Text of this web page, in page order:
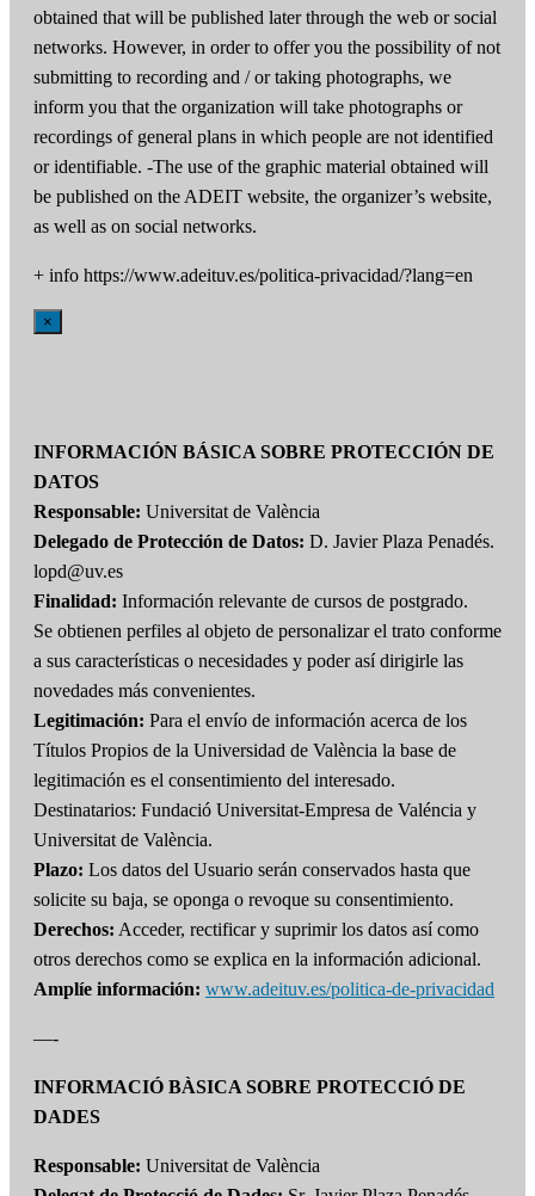
obtained that will be published later through the web or social
networks. However, in order to offer you the possibility of not
submitting to recording and / or taking photographs, we
inform you that the organization will take photographs or
recordings of general plans in which people are not identified
or identifiable. -The use of the graphic material obtained will
be published on the ADEIT website, the organizer’s website,
as well as on social networks.
+ info https://www.adeituv.es/politica-privacidad/?lang=en
×
INFORMACIÓN BÁSICA SOBRE PROTECCIÓN DE
DATOS
Responsable: Universitat de València
Delegado de Protección de Datos: D. Javier Plaza Penadés.
lopd@uv.es
Finalidad: Información relevante de cursos de postgrado.
Se obtienen perfiles al objeto de personalizar el trato conforme
a sus características o necesidades y poder así dirigirle las
novedades más convenientes.
Legitimación: Para el envío de información acerca de los
Títulos Propios de la Universidad de València la base de
legitimación es el consentimiento del interesado.
Destinatarios: Fundació Universitat-Empresa de Valéncia y
Universitat de València.
Plazo: Los datos del Usuario serán conservados hasta que
solicite su baja, se oponga o revoque su consentimiento.
Derechos: Acceder, rectificar y suprimir los datos así como
otros derechos como se explica en la información adicional.
Amplíe información: www.adeituv.es/politica-de-privacidad
—-
INFORMACIÓ BÀSICA SOBRE PROTECCIÓ DE
DADES
Responsable: Universitat de València